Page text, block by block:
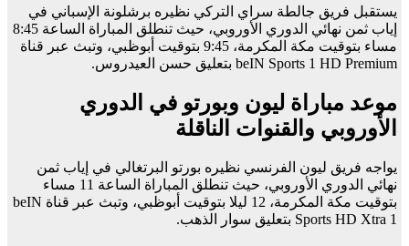
يستقبل فريق جالطة سراي التركي نظيره برشلونة الإسباني في
إياب ثمن نهائي الدوري الأوروبي، حيث تنطلق المباراة الساعة 8:45
مساء بتوقيت مكة المكرمة، 9:45 بتوقيت أبوظبي، وتبث عبر قناة
beIN Sports 1 HD Premium بتعليق حسن العيدروس.
موعد مباراة ليون وبورتو في الدوري
الأوروبي والقنوات الناقلة
يواجه فريق ليون الفرنسي نظيره بورتو البرتغالي في إياب ثمن
نهائي الدوري الأوروبي، حيث تنطلق المباراة الساعة 11 مساء
بتوقيت مكة المكرمة، 12 ليلا بتوقيت أبوظبي، وتبث عبر قناة beIN
Sports HD Xtra 1 بتعليق سوار الذهب.